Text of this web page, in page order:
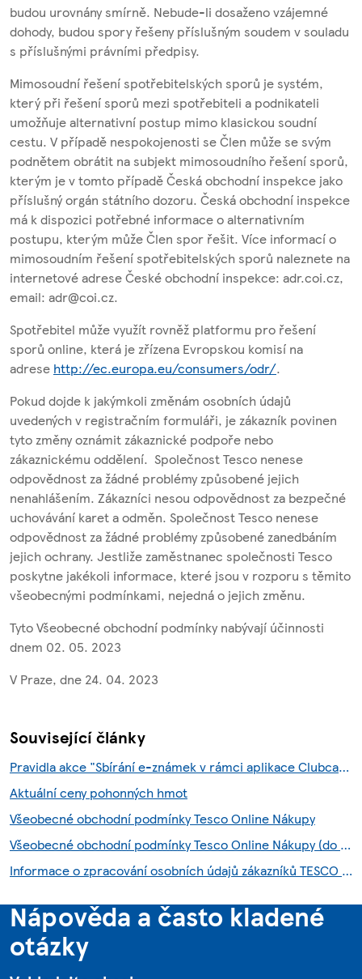
budou urovnány smírně. Nebude-li dosaženo vzájemné
dohody, budou spory řešeny příslušným soudem v souladu
s příslušnými právními předpisy.
Mimosoudní řešení spotřebitelských sporů je systém,
který při řešení sporů mezi spotřebiteli a podnikateli
umožňuje alternativní postup mimo klasickou soudní
cestu. V případě nespokojenosti se Člen může se svým
podnětem obrátit na subjekt mimosoudního řešení sporů,
kterým je v tomto případě Česká obchodní inspekce jako
příslušný orgán státního dozoru. Česká obchodní inspekce
má k dispozici potřebné informace o alternativním
postupu, kterým může Člen spor řešit. Více informací o
mimosoudním řešení spotřebitelských sporů naleznete na
internetové adrese České obchodní inspekce: adr.coi.cz,
email: adr@coi.cz.
Spotřebitel může využít rovněž platformu pro řešení
sporů online, která je zřízena Evropskou komisí na
adrese http://ec.europa.eu/consumers/odr/.
Pokud dojde k jakýmkoli změnám osobních údajů
uvedených v registračním formuláři, je zákazník povinen
tyto změny oznámit zákaznické podpoře nebo
zákaznickému oddělení. Společnost Tesco nenese
odpovědnost za žádné problémy způsobené jejich
nenahlášením. Zákazníci nesou odpovědnost za bezpečné
uchovávání karet a odměn. Společnost Tesco nenese
odpovědnost za žádné problémy způsobené zanedbáním
jejich ochrany. Jestliže zaměstnanec společnosti Tesco
poskytne jakékoli informace, které jsou v rozporu s těmito
všeobecnými podmínkami, nejedná o jejich změnu.
Tyto Všeobecné obchodní podmínky nabývají účinnosti
dnem 02. 05. 2023
V Praze, dne 24. 04. 2023
Související články
Pravidla akce "Sbírání e-známek v rámci aplikace Clubcard"
Aktuální ceny pohonných hmot
Všeobecné obchodní podmínky Tesco Online Nákupy
Všeobecné obchodní podmínky Tesco Online Nákupy (do 28.7.2026)
Informace o zpracování osobních údajů zákazníků TESCO HNED služby
Nápověda a často kladené
otázky